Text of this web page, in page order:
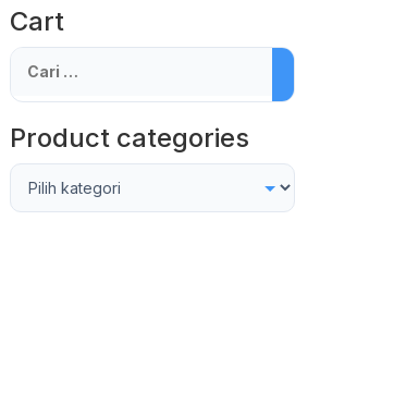
Cart
Cari
untuk:
Product categories